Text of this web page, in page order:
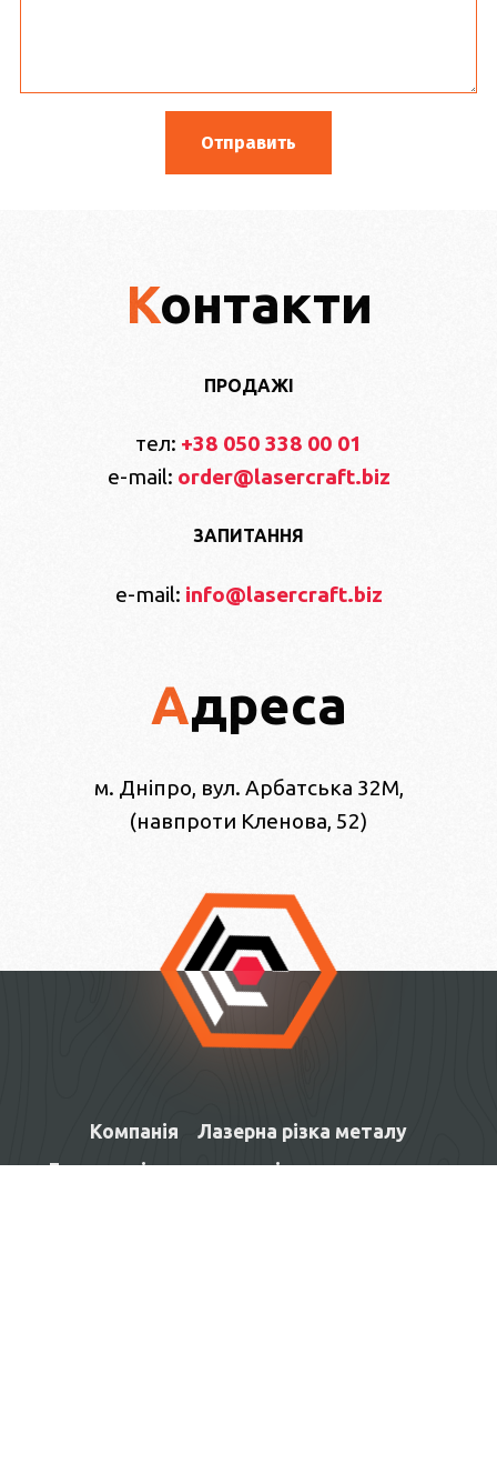
Контакти
ПРОДАЖІ
тел: +38 050 338 00 01
e-mail: order@lasercraft.biz
ЗАПИТАННЯ
e-mail: info@lasercraft.biz
Адреса
м. Дніпро, вул. Арбатська 32М,
(навпроти Кленова, 52)
Компанія
Лазерна різка металу
Лазерне різання та гравіювання не